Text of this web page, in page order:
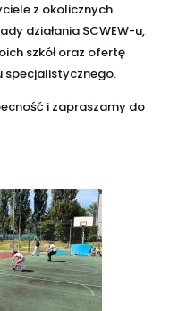
z okolicznych
działania SCWEW-u,
szkół oraz ofertę
specjalistycznego.
i zapraszamy do